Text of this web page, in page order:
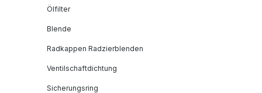
Ölfilter
Blende
Radkappen Radzierblenden
Ventilschaftdichtung
Sicherungsring